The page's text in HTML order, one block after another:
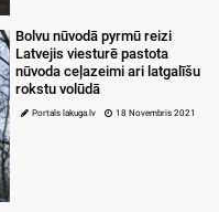
Bolvu nūvodā pyrmū reizi
Latvejis viesturē pastota
nūvoda ceļazeimi ari latgalīšu
rokstu volūdā
Portals lakuga.lv 18 Novembris 2021